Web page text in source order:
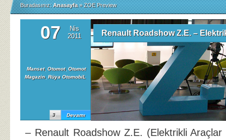
Buradasınız: Anasayfa » ZOE Preview
07
Nis
2011
Manset, Otomot, Otomot
Magazin, Rüya OtomobiL
Devamı
3
Renault Roadshow Z.E. –
– Renault Roadshow Z.E. (Elektrikli